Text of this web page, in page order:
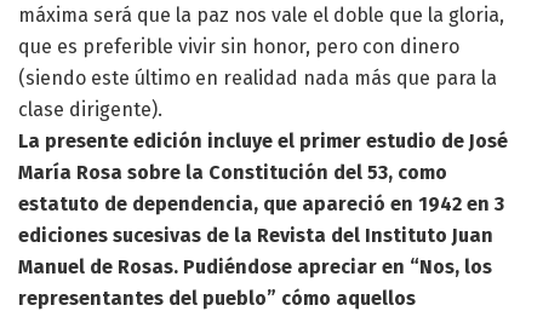
máxima será que la paz nos vale el doble que la gloria,
que es preferible vivir sin honor, pero con dinero
(siendo este último en realidad nada más que para la
clase dirigente).
La presente edición incluye el primer estudio de José
María Rosa sobre la Constitución del 53, como
estatuto de dependencia, que apareció en 1942 en 3
ediciones sucesivas de la Revista del Instituto Juan
Manuel de Rosas. Pudiéndose apreciar en “Nos, los
representantes del pueblo” cómo aquellos